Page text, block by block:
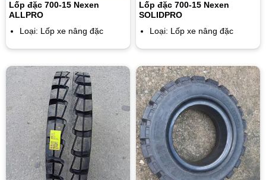
Lốp đặc 700-15 Nexen
ALLPRO
Loại: Lốp xe nâng đặc
Lốp đặc 700-15 Nexen
SOLIDPRO
Loại: Lốp xe nâng đặc